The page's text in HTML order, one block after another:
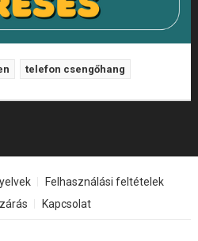
telefon csengőhang
Felhasználási feltételek
Kapcsolat